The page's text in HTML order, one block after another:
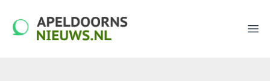
apeldoornsnieuws.nl